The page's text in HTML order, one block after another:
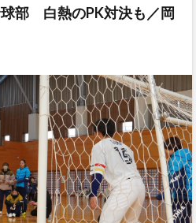
部 白熱のPK対決も／岡